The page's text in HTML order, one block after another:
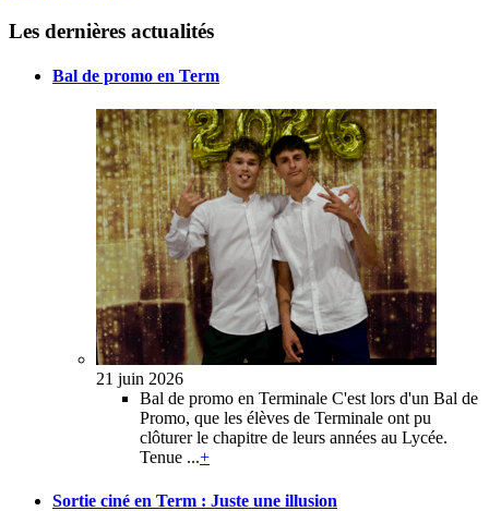
Les dernières actualités
Bal de promo en Term
21 juin 2026
Bal de promo en Terminale C'est lors d'un Bal de
Promo, que les élèves de Terminale ont pu
clôturer le chapitre de leurs années au Lycée.
Tenue ...+
Sortie ciné en Term : Juste une illusion